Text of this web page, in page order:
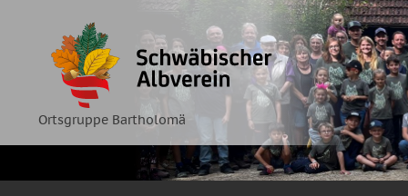
springen
Ortsgruppe Bartholomä
Albverein
Ortsgruppe
Bartholomä